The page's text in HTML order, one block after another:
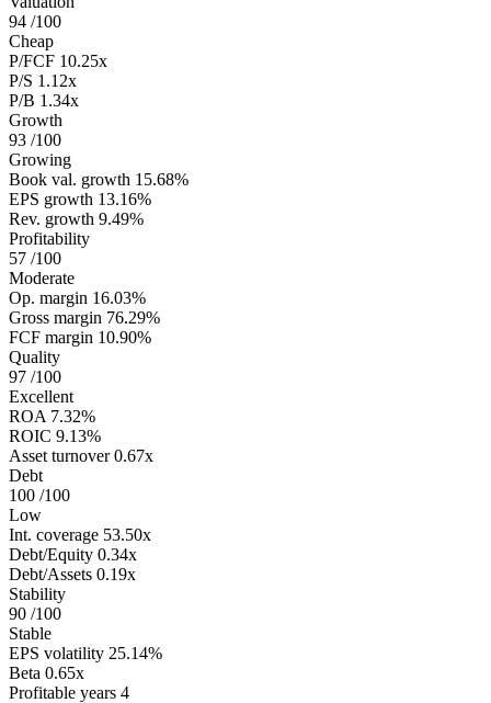
94 /100
Cheap
P/FCF 10.25x
P/S 1.12x
P/B 1.34x
Growth
93 /100
Growing
Book val. growth 15.68%
EPS growth 13.16%
Rev. growth 9.49%
Profitability
57 /100
Moderate
Op. margin 16.03%
Gross margin 76.29%
FCF margin 10.90%
Quality
97 /100
Excellent
ROA 7.32%
ROIC 9.13%
Asset turnover 0.67x
Debt
100 /100
Low
Int. coverage 53.50x
Debt/Equity 0.34x
Debt/Assets 0.19x
Stability
90 /100
Stable
EPS volatility 25.14%
Beta 0.65x
Profitable years 4